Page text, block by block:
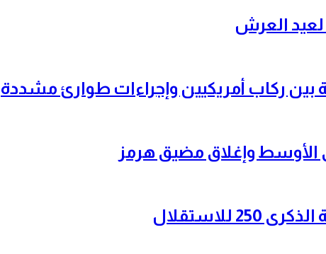
ركاب أمريكيين وإجراءات طوارئ مشددة